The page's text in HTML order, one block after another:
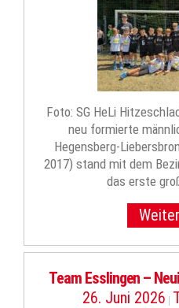
Foto: SG HeLi
neu formierte
Hegensberg-
2017) stand mit dem
das erste
Team Esslingen –
26. Juni 2026 |